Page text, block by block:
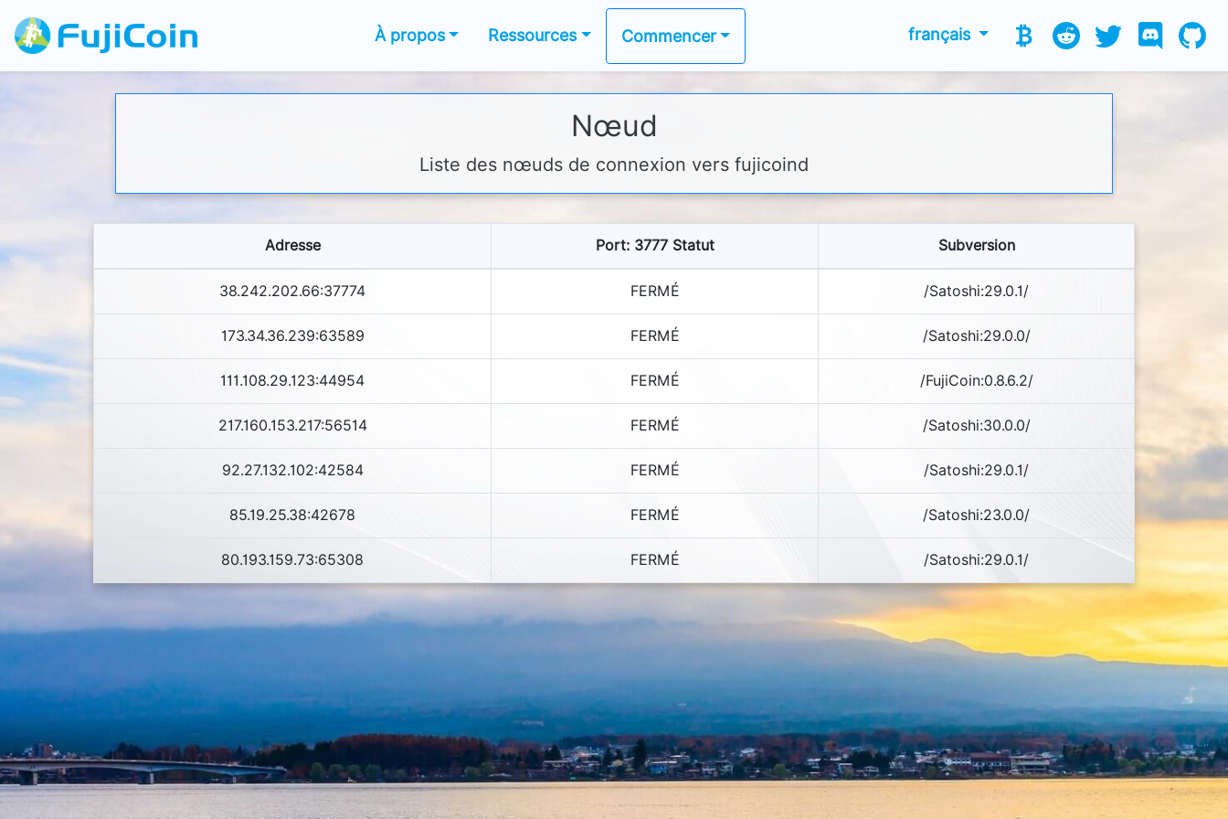
À propos Ressources Commencer français
Nœud
Liste des nœuds de connexion vers fujicoind
Adresse Port: 3777 Statut Subversion
38.242.202.66:37774 FERMÉ /Satoshi:29.0.1/
173.34.36.239:63589 FERMÉ /Satoshi:29.0.0/
111.108.29.123:44954 FERMÉ /FujiCoin:0.8.6.2/
217.160.153.217:56514 FERMÉ /Satoshi:30.0.0/
92.27.132.102:42584 FERMÉ /Satoshi:29.0.1/
85.19.25.38:42678 FERMÉ /Satoshi:23.0.0/
80.193.159.73:65308 FERMÉ /Satoshi:29.0.1/